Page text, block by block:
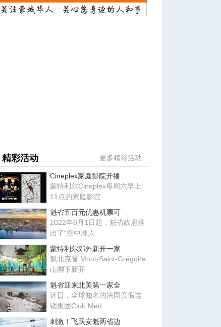
▌精彩活动 更多精彩活动
Cineplex家庭影院开播
蒙特利尔Cineplex每周六早上
11点的家庭影院
魁省五百元优惠机票可
2022年6月1日起，魁省政府推
出了“空中准入
蒙特利尔郊外新开一家
魁北克省 Mont-Saint-Grégoire
山脚下新开
魁省迎来北美第一家全
近日，全球知名的法国度假连
锁集团Club Med
刺激！飞跃安魁两省边